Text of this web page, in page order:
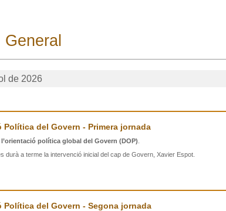
de 2026
Política del Govern - Primera jornada
política global del Govern (DOP)
durà a terme la intervenció inicial del cap de Govern, Xavier Espot.
Política del Govern - Segona jornada